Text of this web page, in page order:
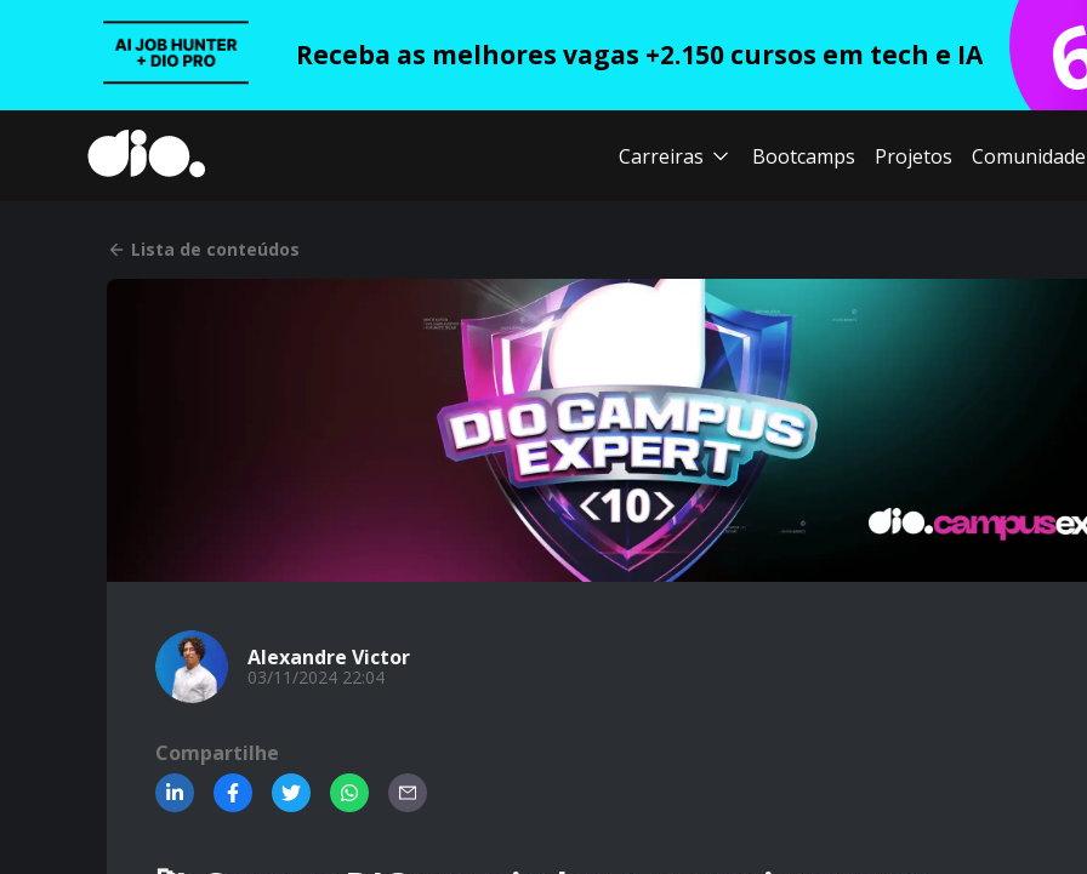
Receba as melhores vagas +2.150 cursos em tech e IA
Carreiras Bootcamps Projetos Comunidade
Lista de conteúdos
Alexandre Victor
03/11/2024 22:04
Compartilhe